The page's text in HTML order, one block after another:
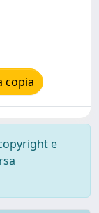
copia
e